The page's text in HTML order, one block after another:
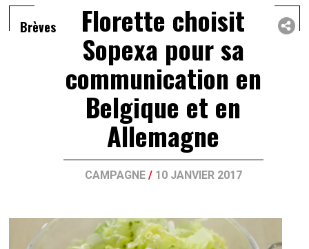
Brèves Florette choisit
Sopexa pour sa
communication en
Belgique et en
Allemagne
CAMPAGNE/ 10 JANVIER 2017